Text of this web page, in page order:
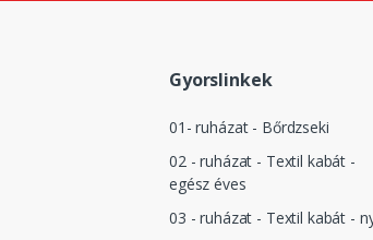
Gyorslinkek
01- ruházat - Bőrdzseki
02 - ruházat - Textil kabát -
egész éves
03 - ruházat - Textil kabát -